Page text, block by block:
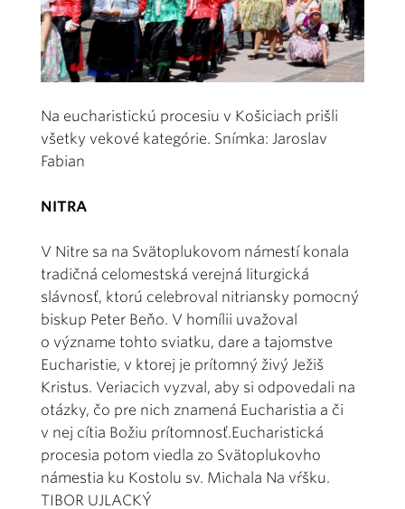
Na eucharistickú procesiu v Košiciach prišli
všetky vekové kategórie. Snímka: Jaroslav
Fabian
NITRA
V Nitre sa na Svätoplukovom námestí konala
tradičná celomestská verejná liturgická
slávnosť, ktorú celebroval nitriansky pomocný
biskup Peter Beňo. V homílii uvažoval
o význame tohto sviatku, dare a tajomstve
Eucharistie, v ktorej je prítomný živý Ježiš
Kristus. Veriacich vyzval, aby si odpovedali na
otázky, čo pre nich znamená Eucharistia a či
v nej cítia Božiu prítomnosť.Eucharistická
procesia potom viedla zo Svätoplukovho
námestia ku Kostolu sv. Michala Na vŕšku.
TIBOR UJLACKÝ